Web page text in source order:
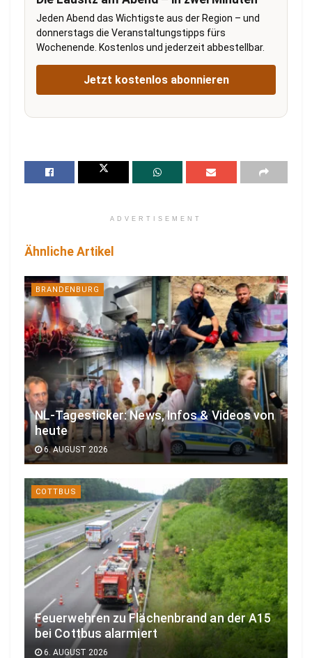
Jeden Abend das Wichtigste aus der Region – und
donnerstags die Veranstaltungstipps fürs
Wochenende. Kostenlos und jederzeit abbestellbar.
Jetzt kostenlos abonnieren
ADVERTISEMENT
Ähnliche Artikel
BRANDENBURG
NL-Tagesticker: News, Infos & Videos von
heute
6. AUGUST 2026
COTTBUS
Feuerwehren zu Flächenbrand an der A15
bei Cottbus alarmiert
6. AUGUST 2026